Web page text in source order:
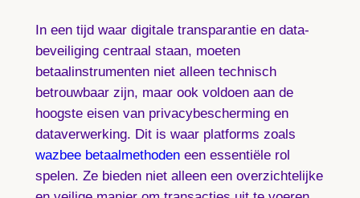
In een tijd waar digitale transparantie en data-
beveiliging centraal staan, moeten
betaalinstrumenten niet alleen technisch
betrouwbaar zijn, maar ook voldoen aan de
hoogste eisen van privacybescherming en
dataverwerking. Dit is waar platforms zoals
wazbee betaalmethodeneen essentiële rol
spelen. Ze bieden niet alleen een overzichtelijke